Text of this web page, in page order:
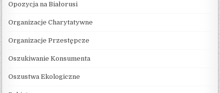
Opozycja na Białorusi
Organizacje Charytatywne
Organizacje Przestępcze
Oszukiwanie Konsumenta
Oszustwa Ekologiczne